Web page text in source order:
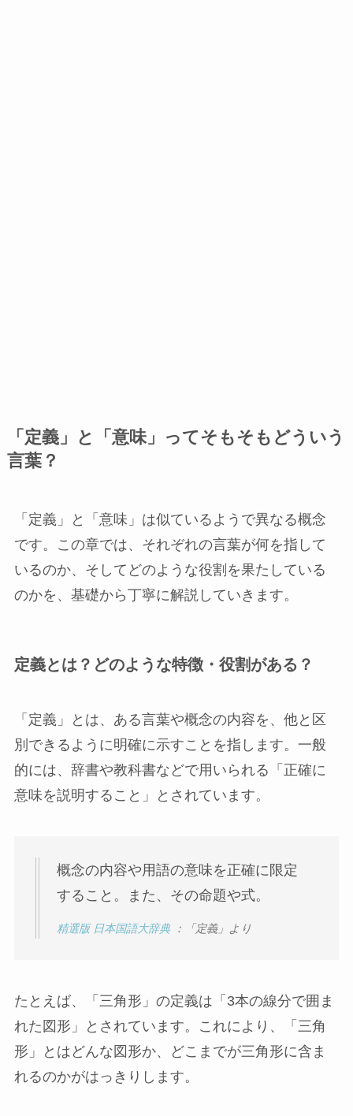
「定義」と「意味」ってそもそもどういう
言葉？
「定義」と「意味」は似ているようで異なる概念
です。この章では、それぞれの言葉が何を指して
いるのか、そしてどのような役割を果たしている
のかを、基礎から丁寧に解説していきます。
定義とは？どのような特徴・役割がある？
「定義」とは、ある言葉や概念の内容を、他と区
別できるように明確に示すことを指します。一般
的には、辞書や教科書などで用いられる「正確に
意味を説明すること」とされています。
概念の内容や用語の意味を正確に限定
すること。また、その命題や式。
精選版 日本国語大辞典：「定義」より
たとえば、「三角形」の定義は「3本の線分で囲ま
れた図形」とされています。これにより、「三角
形」とはどんな図形か、どこまでが三角形に含ま
れるのかがはっきりします。